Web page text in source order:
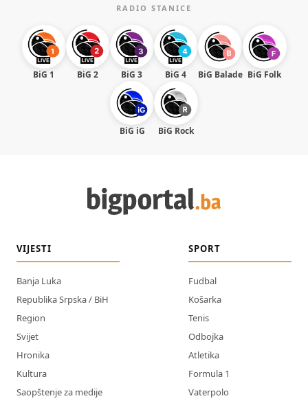
RADIO STANICE
BiG 1 BiG 2 BiG 3 BiG 4 BiG Balade BiG Folk
BiG iG BiG Rock
VIJESTI
Banja Luka
Republika Srpska / BiH
Region
Svijet
Hronika
Kultura
Saopštenje za medije
SPORT
Fudbal
Košarka
Tenis
Odbojka
Atletika
Formula 1
Vaterpolo